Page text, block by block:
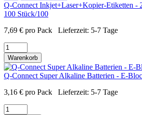
Q-Connect Inkjet+Laser+Kopier-Etiketten -
100 Stück/100
7,69 € pro Pack Lieferzeit: 5-7 Tage
Warenkorb
Q-Connect Super Alkaline Batterien - E-
3,16 € pro Pack Lieferzeit: 5-7 Tage